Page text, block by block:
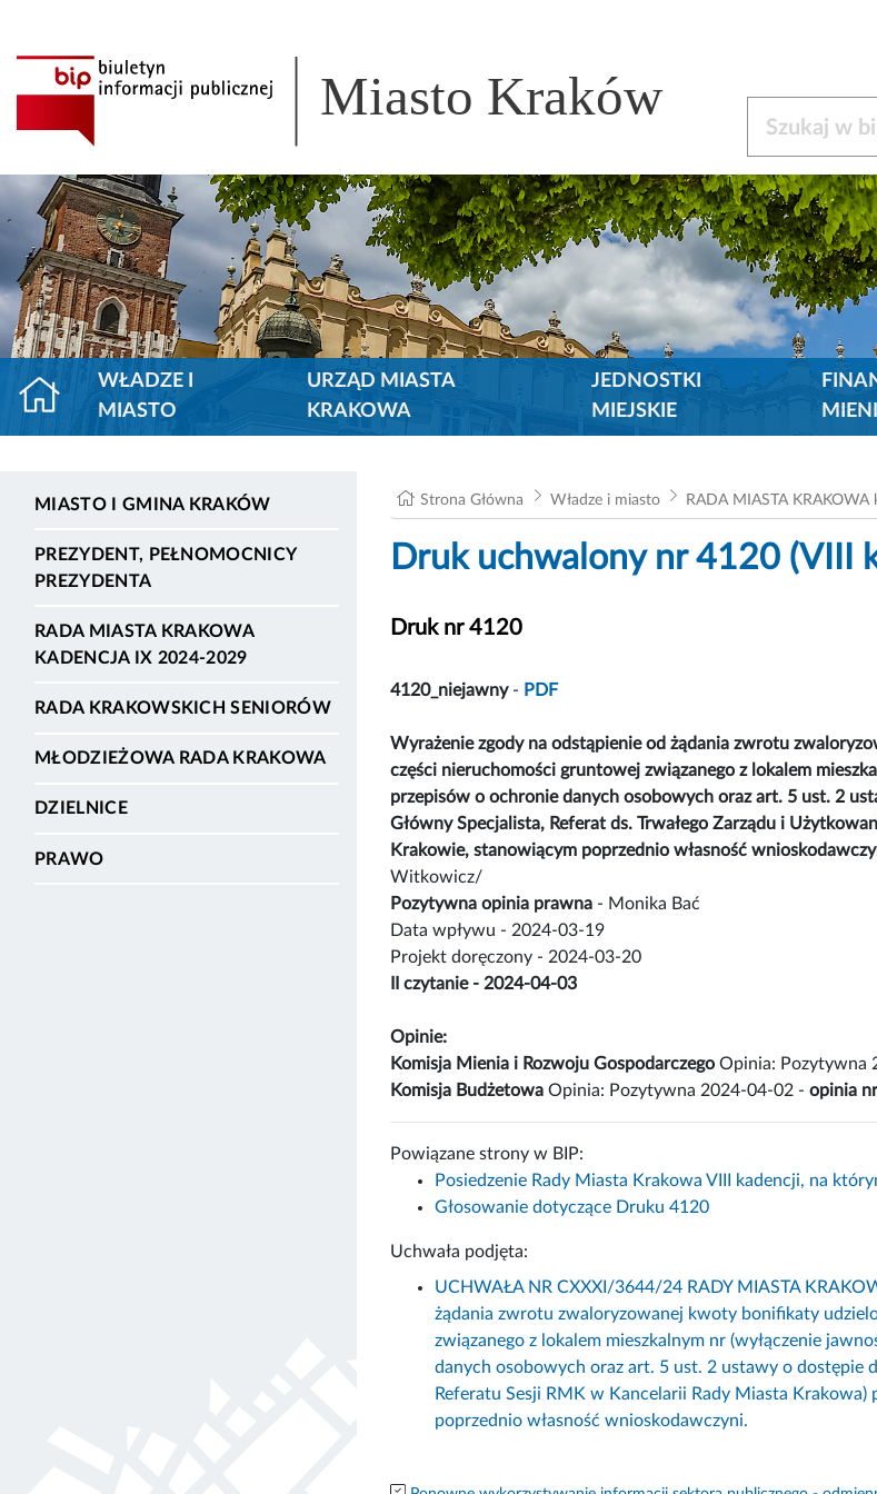
Miasto Kraków
WŁADZE I
MIASTO
URZĄD MIASTA
KRAKOWA
JEDNOSTKI
MIEJSKIE
MIASTO I GMINA KRAKÓW
PREZYDENT, PEŁNOMOCNICY
PREZYDENTA
RADA MIASTA KRAKOWA
KADENCJA IX 2024-2029
RADA KRAKOWSKICH SENIORÓW
MŁODZIEŻOWA RADA KRAKOWA
DZIELNICE
PRAWO
Strona Główna Władze i miasto RADA MIASTA
Druk uchwalony nr 4120 (VIII
Druk nr 4120
4120_niejawny- PDF
Wyrażenie zgody na odstąpienie od żądania zwrotu
części nieruchomości gruntowej związanego z lokalem
przepisów o ochronie danych osobowych oraz art. 5 ust. 2
Główny Specjalista, Referat ds. Trwałego Zarządu i
Krakowie, stanowiącym poprzednio własność
Witkowicz/
Pozytywna opinia prawna - Monika Bać
Data wpływu - 2024-03-19
Projekt doręczony - 2024-03-20
II czytanie - 2024-04-03
Opinie:
Komisja Mienia i Rozwoju Gospodarczego Opinia: Pozytywna
Komisja Budżetowa Opinia: Pozytywna 2024-04-02 - opinia
Powiązane strony w BIP:
Posiedzenie Rady Miasta Krakowa VIII kadencji, na
Głosowanie dotyczące Druku 4120
Uchwała podjęta:
UCHWAŁA NR CXXXI/3644/24 RADY MIASTA
żądania zwrotu zwaloryzowanej kwoty bonifikaty
związanego z lokalem mieszkalnym nr (wyłączenie
danych osobowych oraz art. 5 ust. 2 ustawy o dostępie
Referatu Sesji RMK w Kancelarii Rady Miasta
poprzednio własność wnioskodawczyni.